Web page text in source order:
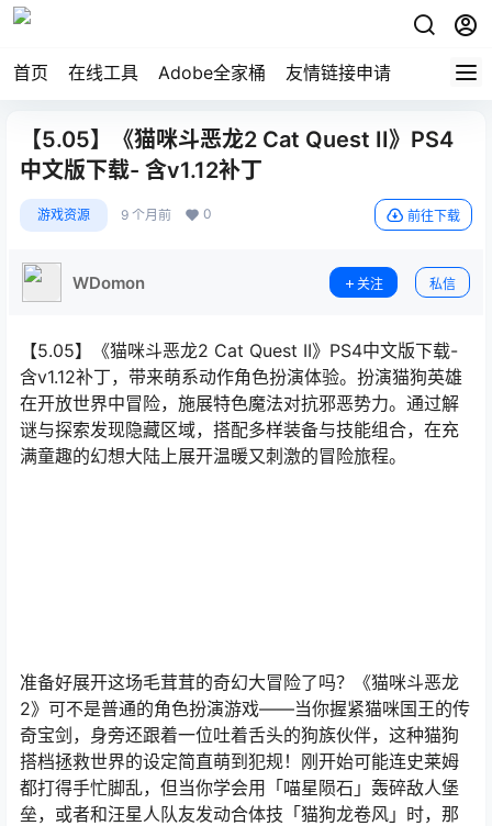
首页 在线工具 Adobe全家桶 友情链接申请
【5.05】《猫咪斗恶龙2 Cat Quest II》PS4
中文版下载- 含v1.12补丁
游戏资源 9 个月前 0 前往下载
WDomon 关注 私信
【5.05】《猫咪斗恶龙2 Cat Quest II》PS4中文版下载-
含v1.12补丁，带来萌系动作角色扮演体验。扮演猫狗英雄
在开放世界中冒险，施展特色魔法对抗邪恶势力。通过解
谜与探索发现隐藏区域，搭配多样装备与技能组合，在充
满童趣的幻想大陆上展开温暖又刺激的冒险旅程。
准备好展开这场毛茸茸的奇幻大冒险了吗？《猫咪斗恶龙
2》可不是普通的角色扮演游戏——当你握紧猫咪国王的传
奇宝剑，身旁还跟着一位吐着舌头的狗族伙伴，这种猫狗
搭档拯救世界的设定简直萌到犯规！刚开始可能连史莱姆
都打得手忙脚乱，但当你学会用「喵星陨石」轰碎敌人堡
垒，或者和汪星人队友发动合体技「猫狗龙卷风」时，那